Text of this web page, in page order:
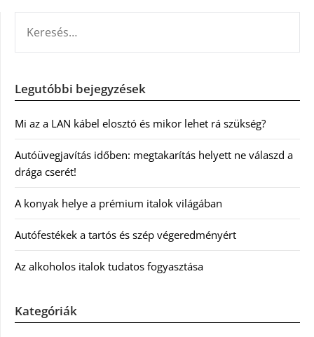
Legutóbbi bejegyzések
Mi az a LAN kábel elosztó és mikor lehet rá szükség?
Autóüvegjavítás időben: megtakarítás helyett ne válaszd a
drága cserét!
A konyak helye a prémium italok világában
Autófestékek a tartós és szép végeredményért
Az alkoholos italok tudatos fogyasztása
Kategóriák